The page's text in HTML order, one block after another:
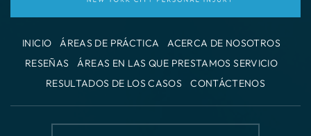
RESULTADOS DE LOS CASOS
CONTÁCTENOS
Oficina de la